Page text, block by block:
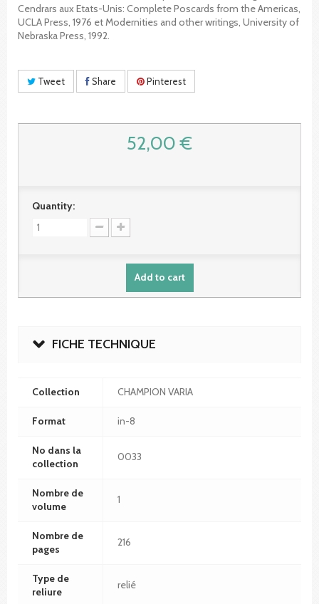
Cendrars aux Etats-Unis: Complete Poscards from the Americas,
UCLA Press, 1976 et Modernities and other writings, University of
Nebraska Press, 1992.
Tweet Share Pinterest
52,00 €
Quantity:
Add to cart
FICHE TECHNIQUE
Collection CHAMPION VARIA
Format in-8
No dans la
collection
0033
Nombre de
volume
1
Nombre de
pages
216
Type de
reliure
relié